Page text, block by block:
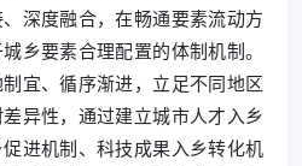
深度融合，在畅通要素流动方
乡要素合理配置的体制机制。
宜、循序渐进，立足不同地区
异性，通过建立城市人才入乡
进机制、科技成果入乡转化机